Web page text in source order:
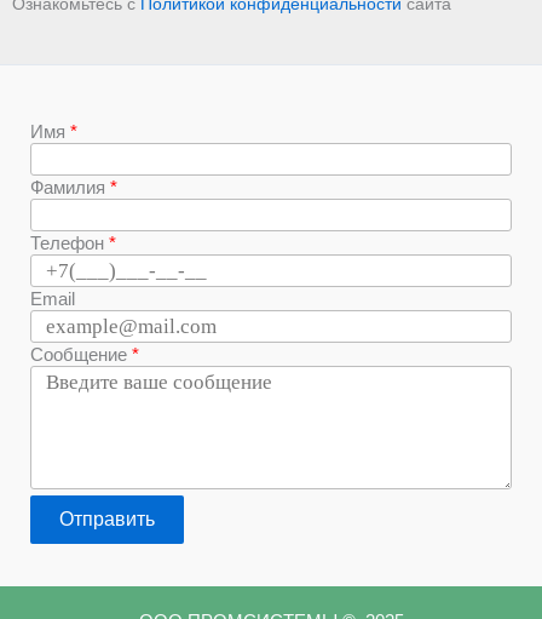
Имя
Фамилия
Телефон
Email
Сообщение
Отправить